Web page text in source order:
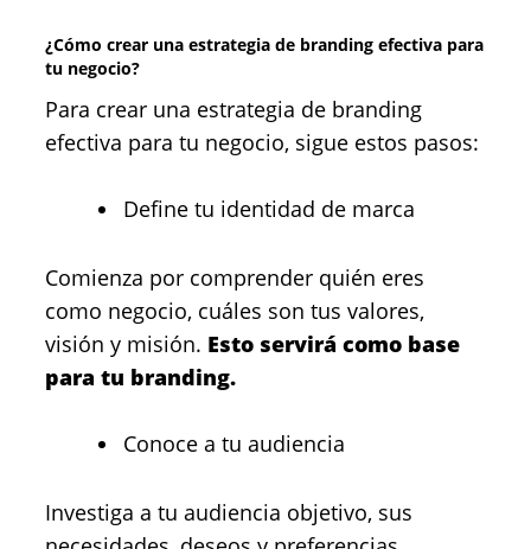
¿Cómo crear una estrategia de branding efectiva para
tu negocio?
Para crear una estrategia de branding
efectiva para tu negocio, sigue estos pasos:
Define tu identidad de marca
Comienza por comprender quién eres
como negocio, cuáles son tus valores,
visión y misión. Esto servirá como base
para tu branding.
Conoce a tu audiencia
Investiga a tu audiencia objetivo, sus